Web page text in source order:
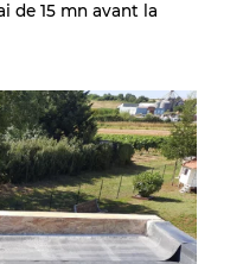
de 15 mn avant la